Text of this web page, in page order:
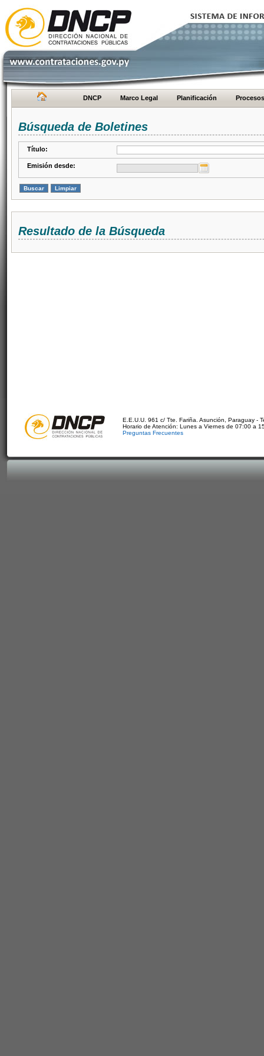
DNCP Marco Legal Planificación Procesos
Búsqueda de Boletines
Título:
Emisión desde:
Resultado de la Búsqueda
E.E.U.U. 961 c/ Tte. Fariña. Asunción, Paraguay -
Horario de Atención: Lunes a Viernes de 07:00 a
Preguntas Frecuentes